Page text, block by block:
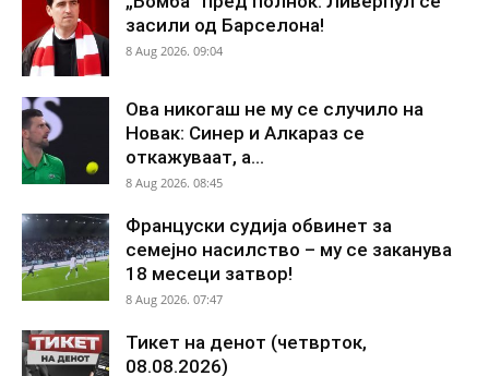
засили од Барселона!
8 Aug 2026. 09:04
Ова никогаш не му се случило на
Новак: Синер и Алкараз се
откажуваат, а...
8 Aug 2026. 08:45
Француски судија обвинет за
семејно насилство – му се заканува
18 месеци затвор!
8 Aug 2026. 07:47
Тикет на денот (четврток,
08.08.2026)